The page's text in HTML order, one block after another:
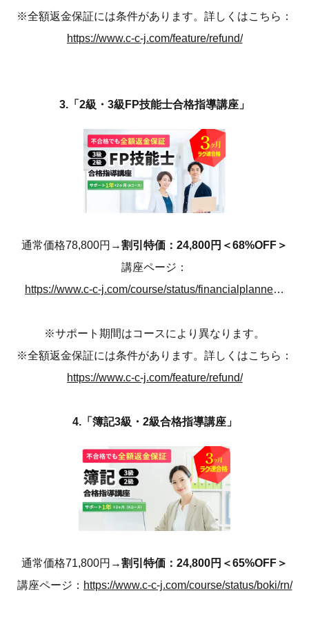
※全額返金保証には条件があります。詳しくはこちら：
https://www.c-c-j.com/feature/refund/
3.「2級・3級FP技能士合格指導講座」
通常価格78,800円→割引特価：24,800円＜68%OFF＞
講座ページ：
https://www.c-c-j.com/course/status/financialplanner/rn/
※サポート期間はコースにより異なります。
※全額返金保証には条件があります。詳しくはこちら：
https://www.c-c-j.com/feature/refund/
4.「簿記3級・2級合格指導講座」
通常価格71,800円 →割引特価：24,800円＜65%OFF＞
講座ページ： https://www.c-c-j.com/course/status/boki/rn/